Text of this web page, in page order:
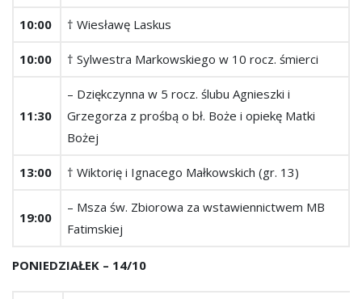
10:00 † Wiesławę Laskus
10:00 † Sylwestra Markowskiego w 10 rocz. śmierci
11:30
– Dziękczynna w 5 rocz. ślubu Agnieszki i
Grzegorza z prośbą o bł. Boże i opiekę Matki
Bożej
13:00 † Wiktorię i Ignacego Małkowskich (gr. 13)
19:00
– Msza św. Zbiorowa za wstawiennictwem MB
Fatimskiej
PONIEDZIAŁEK – 14/10